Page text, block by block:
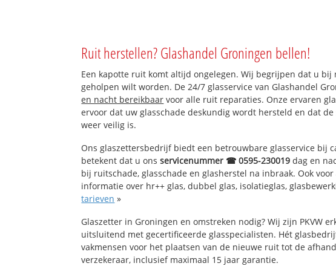
Ruit herstellen? Glashandel Groningen bellen!
Een kapotte ruit komt altijd ongelegen. Wij begrijpen dat u bij
geholpen wilt worden. De 24/7 glasservice van Glashandel
en nacht bereikbaar voor alle ruit reparaties. Onze ervaren
ervoor dat uw glasschade deskundig wordt hersteld en dat
weer veilig is.
Ons glaszettersbedrijf biedt een betrouwbare glasservice bij
betekent dat u onsservicenummer ☎ 0595-230019 dag en
bij ruitschade, glasschade en glasherstel na inbraak. Ook voor
informatie over hr++ glas, dubbel glas, isolatieglas,
tarieven »
Glaszetter in Groningen en omstreken nodig? Wij zijn PKVW
uitsluitend met gecertificeerde glasspecialisten. Hét
vakmensen voor het plaatsen van de nieuwe ruit tot de
verzekeraar, inclusief maximaal 15 jaar garantie.